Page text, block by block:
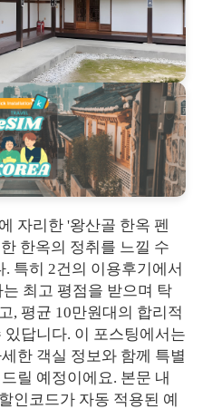
자리한 '왕산골 한옥 펜
한옥의 정취를 느낄 수
특히 2건의 이용후기에서
최고 평점을 받으며 탁
, 평균 10만원대의 합리적
있답니다. 이 포스팅에서는
한 객실 정보와 함께 특별
릴 예정이에요. 본문 내
인코드가 자동 적용된 예